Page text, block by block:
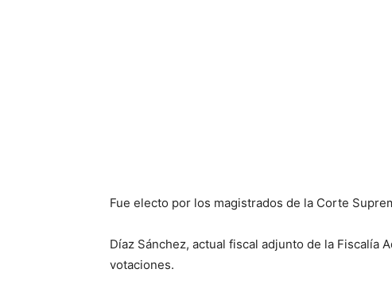
Fue electo por los magistrados de la Corte
Díaz Sánchez, actual fiscal adjunto de la Fiscalía
votaciones.